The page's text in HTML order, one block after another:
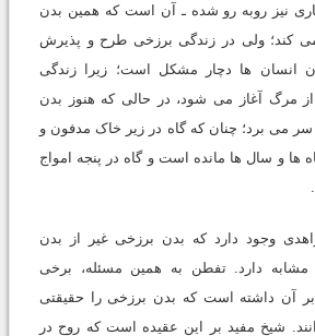
نیز روبه رو شده ـ آن است که همین بدن
مى کند؛ ولى در زندگى برزخى طرح و پذیرش
انسان ها دچار مشکل است؛ زیرا زندگى
مرگ آغاز مى شود، در حالى که هنوز بدن
سر مى برد؛ چنان که گاه در زیر خاک مدفون و
ها و سال ها مانده است و گاه در پنجه امواج
وجود دارد که بدن برزخى غیر از بدن
مشابه دارد. تفطن به همین مسئله، برخى
بر آن داشته است که بدن برزخى را حقیقتى
شیخ مفید بر این عقیده است که روح در